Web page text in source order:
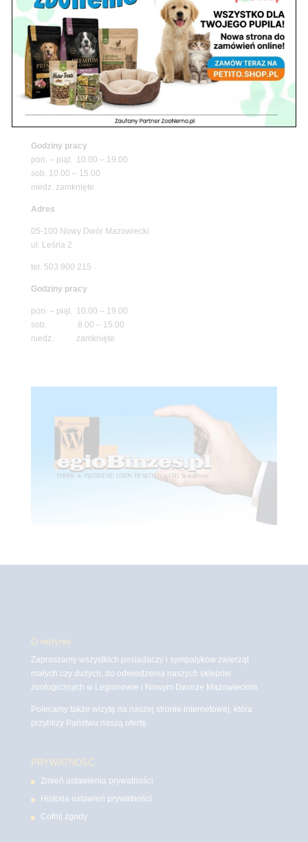
Znajdź nas
Adres
05-120 Legionowo
ul. Piłsudskiego 31,
pawilon 134
Godziny pracy
pon. – piąt. 10.00 – 19.00
sob. 10.00 – 15.00
niedz. zamknięte
Adres
05-100 Nowy Dwór Mazowiecki
ul. Leśna 2
tel. 503 900 215
Godziny pracy
pon. – piąt. 10.00 – 19.00
sob. 8.00 – 15.00
niedz. zamknięte
O witrynie
Zapraszamy wszystkich posiadaczy i sympatyków zwierząt
małych czy dużych, do odwiedzenia naszych sklepów
zoologicznych w Legionowie i Nowym Dworze Mazowieckim
Polecamy także wizytę na naszej stronie internetowej, która
przybliży Państwu naszą ofertę.
PRYWATNOŚĆ
Zmień ustawienia prywatności
Historia ustawień prywatności
Cofnij zgody